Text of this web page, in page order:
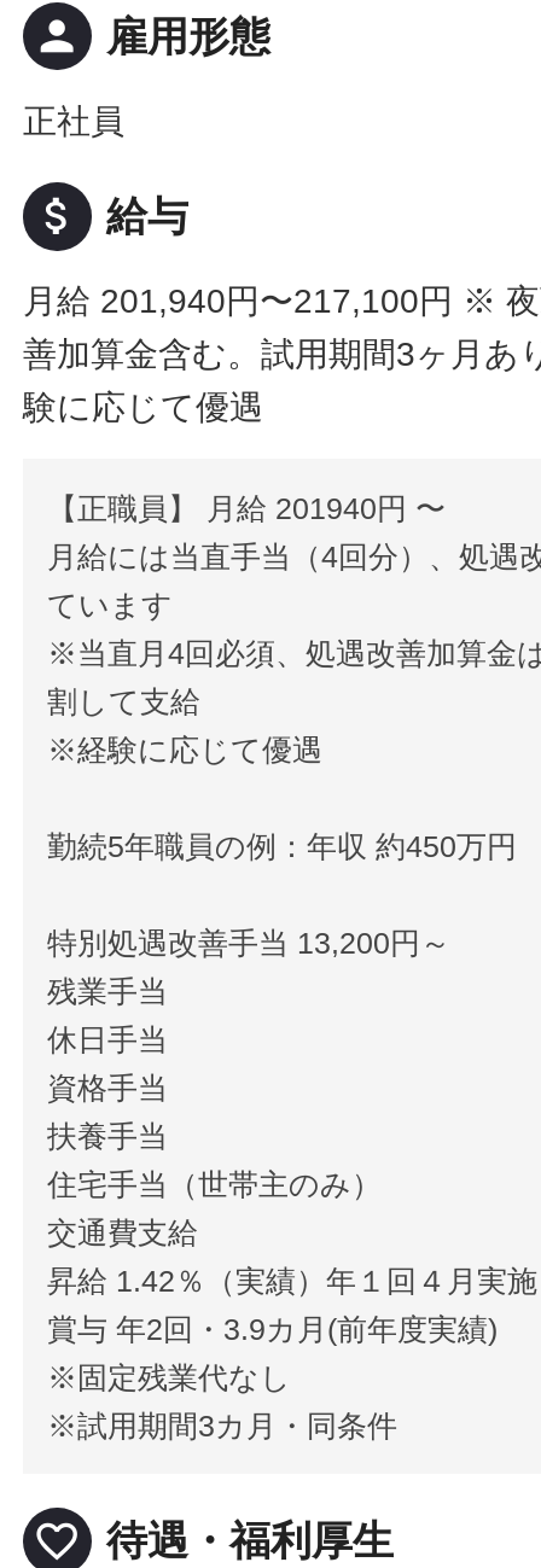
person 雇用形態
正社員
attach_money 給与
月給 201,940円〜217,100円 ※ 夜
善加算金含む。試用期間3ヶ月
験に応じて優遇
【正職員】 月給 201940円 〜
月給には当直手当（4回分）、処遇
ています
※当直月4回必須、処遇改善加算金
割して支給
※経験に応じて優遇
勤続5年職員の例：年収 約450万円
特別処遇改善手当 13,200円～
残業手当
休日手当
資格手当
扶養手当
住宅手当（世帯主のみ）
交通費支給
昇給 1.42％（実績）年１回４月実
賞与 年2回・3.9カ月(前年度実績)
※固定残業代なし
※試用期間3カ月・同条件
favorite_border 待遇・福利厚生